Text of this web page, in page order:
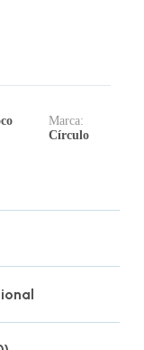
Marca:
Círculo